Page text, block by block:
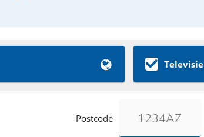
Televisie
Postcode